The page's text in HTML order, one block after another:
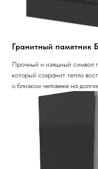
Гранитный памятник
Прочный и изящный символ
который сохранит тепло
о близком человеке на